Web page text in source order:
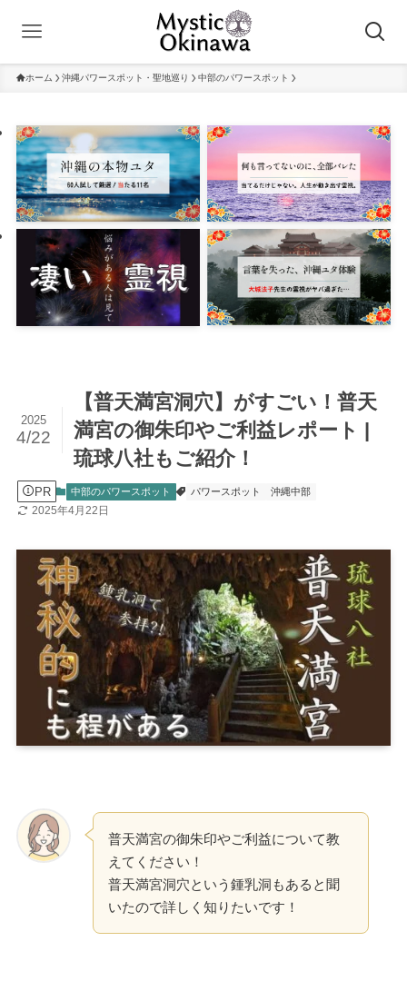
ホーム 沖縄パワースポット・聖地巡り 中部のパワースポット
【普天満宮洞穴】がすごい！普天
満宮の御朱印やご利益レポート |
琉球八社もご紹介！
2025
4/22
PR 中部のパワースポット パワースポット 沖縄中部
2025年4月22日
普天満宮の御朱印やご利益について教
えてください！
普天満宮洞穴という鍾乳洞もあると聞
いたので詳しく知りたいです！